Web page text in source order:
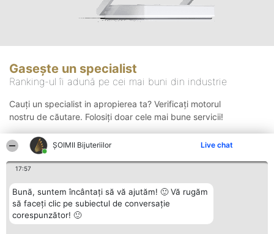
ŞOIMII Bijuteriilor Live chat
17:57
Bună, suntem încântați să vă ajutăm! 🙂 Vă rugăm
să faceți clic pe subiectul de conversație
corespunzător! 🙂
Gasește un specialist
Ranking-ul îi adună pe cei mai buni din industrie
Cauți un specialist in apropierea ta? Verificați motorul
nostru de căutare. Folosiți doar cele mai bune servicii!